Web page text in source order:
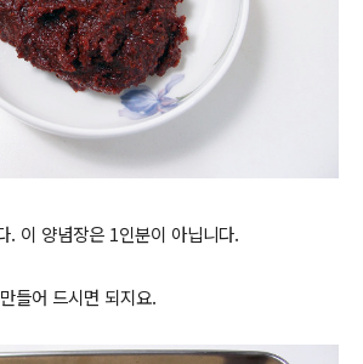
. 이 양념장은 1인분이 아닙니다.
들어 드시면 되지요.